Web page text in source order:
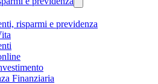
risparmi e previdenza
Finanziaria